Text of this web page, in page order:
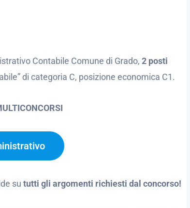
Contabile Comune di Grado, 2 posti
di categoria C, posizione economica C1.
su tutti gli argomenti richiesti dal concorso!